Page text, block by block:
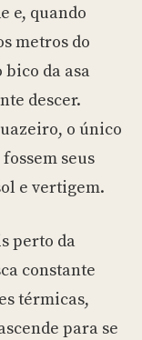
e, quando
metros do
bico da asa
descer.
o único
seus
e vertigem.
perto da
constante
térmicas,
para se